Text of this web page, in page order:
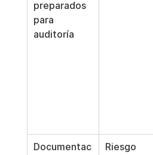
preparados
para
auditoría
Documentac
Riesgo